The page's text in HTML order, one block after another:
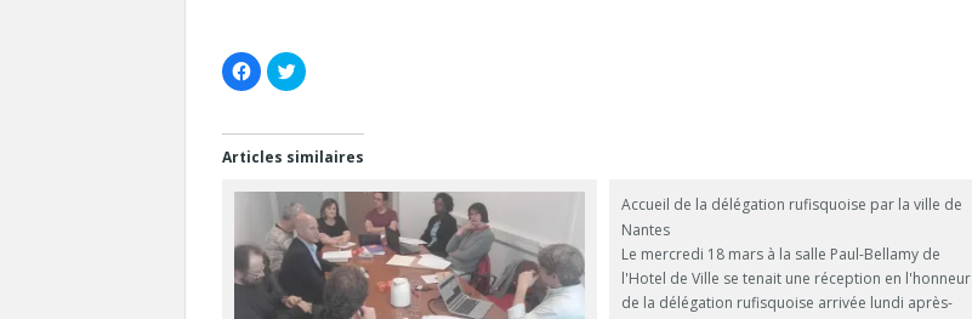
C
l
e
z
p
u
a
r
t
a
C
l
e
z
p
u
r
p
a
g
e
Articles similaires
Accueil de la délégation rufisquoise par la ville de
Nantes
Le mercredi 18 mars à la salle Paul-Bellamy de
l'Hotel de Ville se tenait une réception en l'honneur
de la délégation rufisquoise arrivée lundi après-